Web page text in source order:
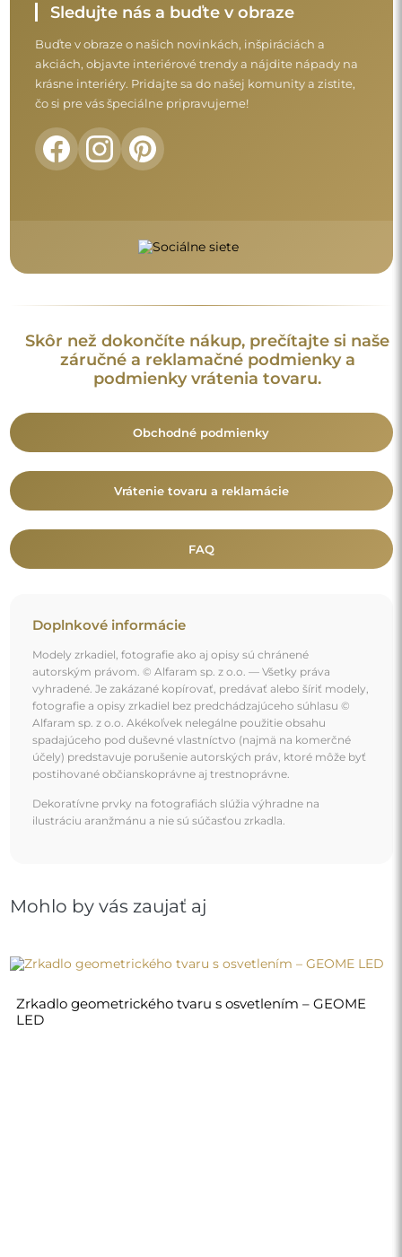
Sledujte nás a buďte v obraze
Buďte v obraze o našich novinkách, inšpiráciách a
akciách, objavte interiérové trendy a nájdite nápady na
krásne interiéry. Pridajte sa do našej komunity a zistite,
čo si pre vás špeciálne pripravujeme!
Skôr než dokončíte nákup, prečítajte si naše
záručné a reklamačné podmienky a
podmienky vrátenia tovaru.
Obchodné podmienky
Vrátenie tovaru a reklamácie
FAQ
Doplnkové informácie
Modely zrkadiel, fotografie ako aj opisy sú chránené
autorským právom. © Alfaram sp. z o.o. — Všetky práva
vyhradené. Je zakázané kopírovať, predávať alebo šíriť modely,
fotografie a opisy zrkadiel bez predchádzajúceho súhlasu ©
Alfaram sp. z o.o. Akékoľvek nelegálne použitie obsahu
spadajúceho pod duševné vlastníctvo (najmä na komerčné
účely) predstavuje porušenie autorských práv, ktoré môže byť
postihované občianskoprávne aj trestnoprávne.
Dekoratívne prvky na fotografiách slúžia výhradne na
ilustráciu aranžmánu a nie sú súčasťou zrkadla.
Mohlo by vás zaujať aj
Zrkadlo geometrického tvaru s osvetlením – GEOME
LED